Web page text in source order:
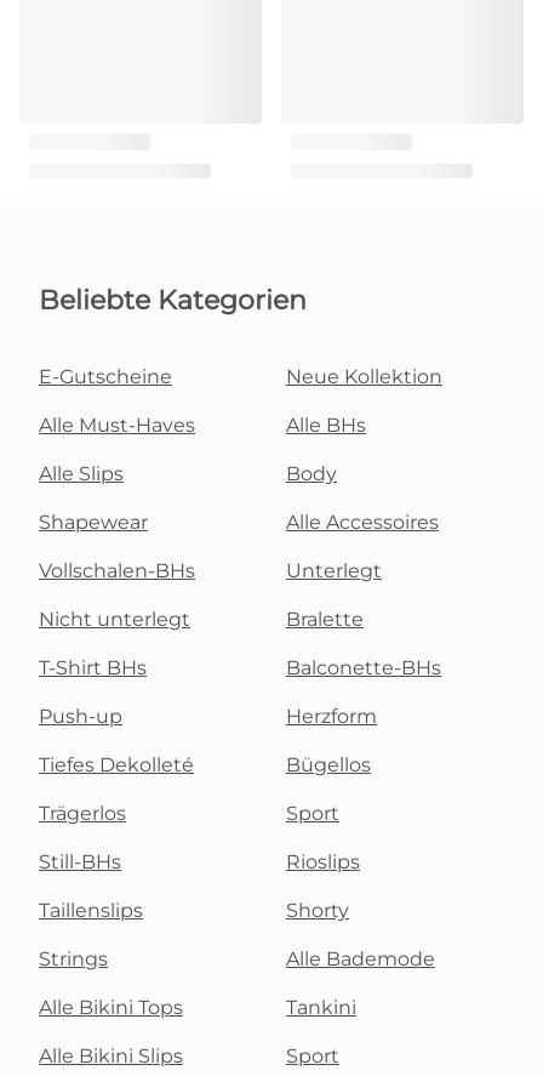
Beliebte Kategorien
E-Gutscheine Neue Kollektion
Alle Must-Haves Alle BHs
Alle Slips Body
Shapewear Alle Accessoires
Vollschalen-BHs Unterlegt
Nicht unterlegt Bralette
T-Shirt BHs Balconette-BHs
Push-up Herzform
Tiefes Dekolleté Bügellos
Trägerlos Sport
Still-BHs Rioslips
Taillenslips Shorty
Strings Alle Bademode
Alle Bikini Tops Tankini
Alle Bikini Slips Sport